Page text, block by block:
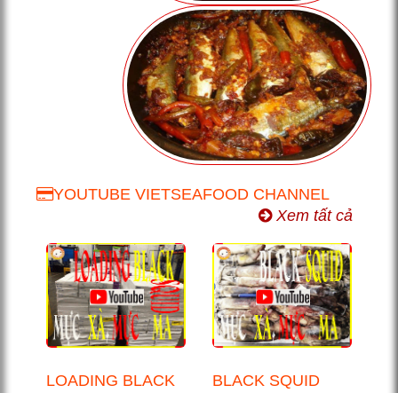
YOUTUBE VIETSEAFOOD CHANNEL
Xem tất cả
LOADING BLACK
BLACK SQUID